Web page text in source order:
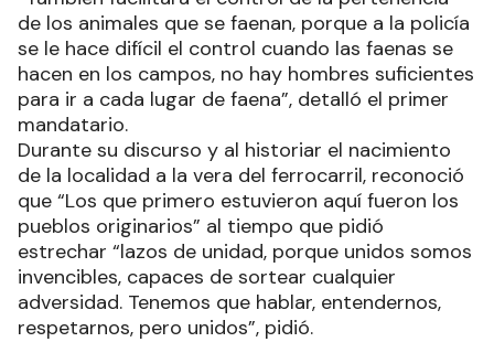
de los animales que se faenan, porque a la policía
se le hace difícil el control cuando las faenas se
hacen en los campos, no hay hombres suficientes
para ir a cada lugar de faena”, detalló el primer
mandatario.
Durante su discurso y al historiar el nacimiento
de la localidad a la vera del ferrocarril, reconoció
que “Los que primero estuvieron aquí fueron los
pueblos originarios” al tiempo que pidió
estrechar “lazos de unidad, porque unidos somos
invencibles, capaces de sortear cualquier
adversidad. Tenemos que hablar, entendernos,
respetarnos, pero unidos”, pidió.